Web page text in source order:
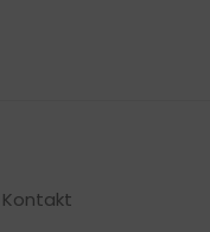
Kontakt